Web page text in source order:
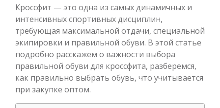
Кроссфит — это одна из самых динамичных и
интенсивных спортивных дисциплин,
требующая максимальной отдачи, специальной
экипировки и правильной обуви. В этой статье
подробно расскажем о важности выбора
правильной обуви для кроссфита, разберемся,
как правильно выбрать обувь, что учитывается
при закупке оптом.